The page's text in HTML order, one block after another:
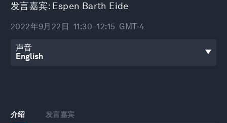
发言嘉宾: Espen Barth Eide
2022年9月22日 11:30–12:15 GMT-4
声音
介绍 发言嘉宾